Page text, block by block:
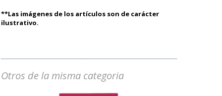
**Las imágenes de los artículos son de carácter
ilustrativo.
Otros de la misma categoria